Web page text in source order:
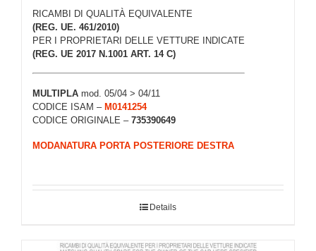
RICAMBI DI QUALITÀ EQUIVALENTE
(REG. UE. 461/2010)
PER I PROPRIETARI DELLE VETTURE INDICATE
(REG. UE 2017 N.1001 ART. 14 C)
MULTIPLA mod. 05/04 > 04/11
CODICE ISAM – M0141254
CODICE ORIGINALE – 735390649
MODANATURA PORTA POSTERIORE DESTRA
Details